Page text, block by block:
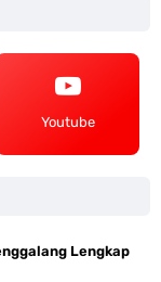
Youtube
Lengkap